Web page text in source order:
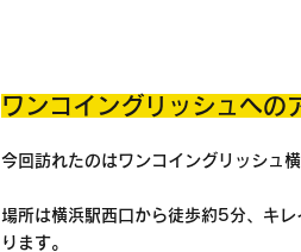
ワンコイングリッシュへの
今回訪れたのはワンコイングリッシュ横
場所は横浜駅西口から徒歩約5分、キ
ります。